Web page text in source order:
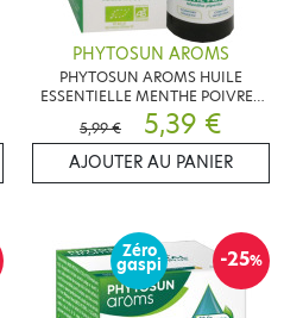
PHYTOSUN AROMS
PHYTOSUN AROMS HUILE
ESSENTIELLE MENTHE POIVREE
DIGESTION 10 ML
5,99 € 5,39 €
AJOUTER AU PANIER
-25%
Zéro
gaspi